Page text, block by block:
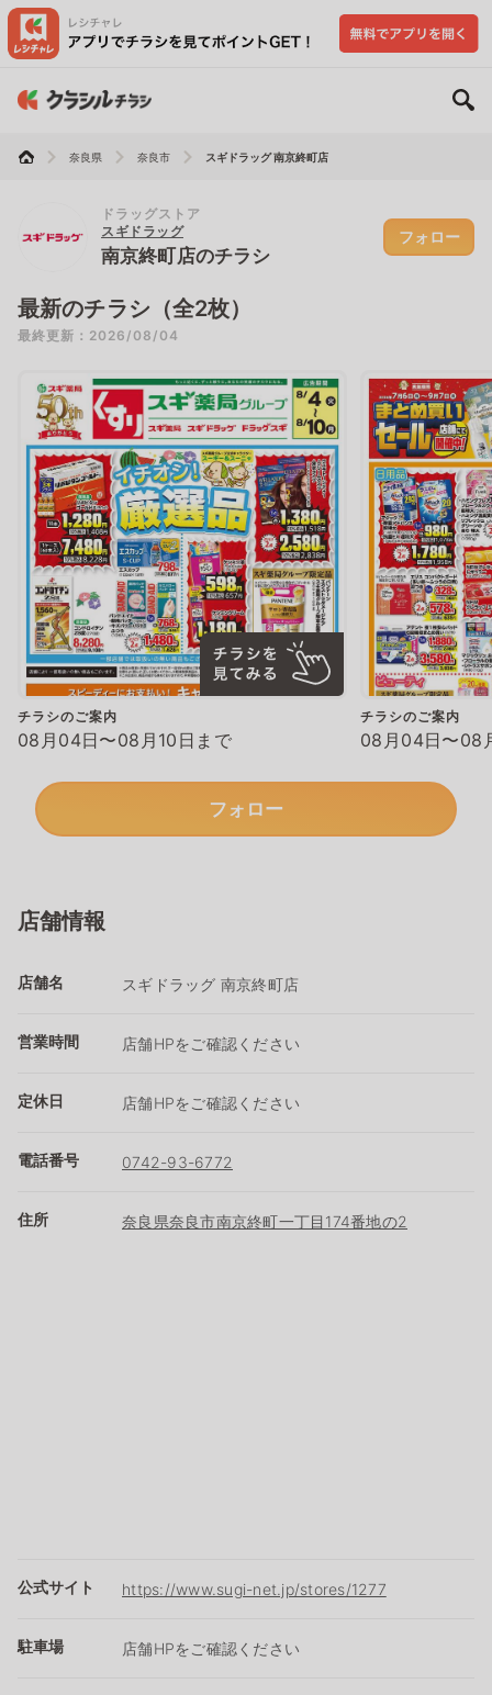
奈良県 奈良市 スギドラッグ 南京終町店
ドラッグストア
スギドラッグ
南京終町店のチラシ
フォロー
最新のチラシ（全2枚）
最終更新：2026/08/04
チラシのご案内
08月04日〜08月10日まで
チラシのご案内
08月04日〜08
フォロー
店舗情報
店舗名 スギドラッグ 南京終町店
営業時間 店舗HPをご確認ください
定休日 店舗HPをご確認ください
電話番号 0742-93-6772
住所 奈良県奈良市南京終町一丁目174番地の2
公式サイト https://www.sugi-net.jp/stores/1277
駐車場 店舗HPをご確認ください